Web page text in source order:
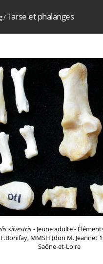
/Tarse et phalanges
silvestris- Jeune adulte -
MMSH (don M. Jeannet
Saône-et-Loire